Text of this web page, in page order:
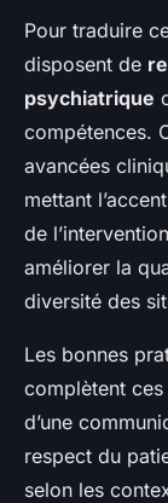
Pour traduire
disposent de
psychiatrique
compétences.
avancées
mettant
de
améliorer la
diversité des
Les bonnes
complètent ces
d’une
respect du
selon les